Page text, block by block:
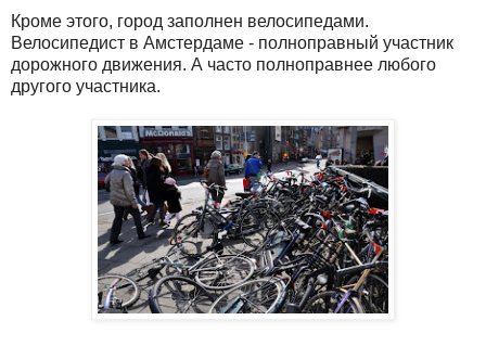
Кроме этого, город заполнен велосипедами.
Велосипедист в Амстердаме - полноправный участник
дорожного движения. А часто полноправнее любого
другого участника.